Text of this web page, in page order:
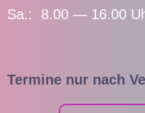
Sa.: 8.00 — 16.00
Termine nur nach